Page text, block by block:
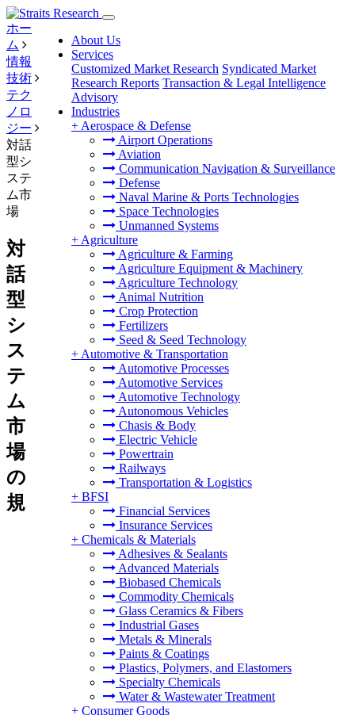
About Us
Services
Customized Market Research Syndicated Market
Research Reports Transaction & Legal Intelligence
Advisory
Industries
+ Aerospace & Defense
Airport Operations
Aviation
Communication Navigation & Surveillance
Defense
Naval Marine & Ports Technologies
Space Technologies
Unmanned Systems
+ Agriculture
Agriculture & Farming
Agriculture Equipment & Machinery
Agriculture Technology
Animal Nutrition
Crop Protection
Fertilizers
Seed & Seed Technology
+ Automotive & Transportation
Automotive Processes
Automotive Services
Automotive Technology
Autonomous Vehicles
Chasis & Body
Electric Vehicle
Powertrain
Railways
Transportation & Logistics
+ BFSI
Financial Services
Insurance Services
+ Chemicals & Materials
Adhesives & Sealants
Advanced Materials
Biobased Chemicals
Commodity Chemicals
Glass Ceramics & Fibers
Industrial Gases
Metals & Minerals
Paints & Coatings
Plastics, Polymers, and Elastomers
Specialty Chemicals
Water & Wastewater Treatment
+ Consumer Goods
ホー
ム
情報
技術
テク
ノロ
ジー
対話
型シ
ステ
ム市
場
対
話
型
シ
ス
テ
ム
市
場
の
規